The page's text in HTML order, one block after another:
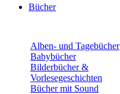
Bücher
Alben- und Tagebücher
Babybücher
Bilderbücher &
Vorlesegeschichten
Bücher mit Sound